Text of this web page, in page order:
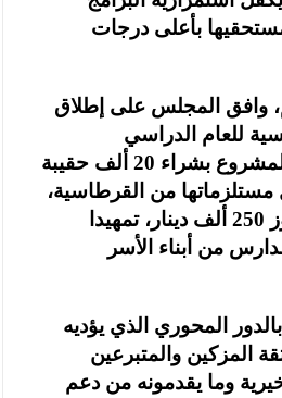
مستحقيها بأعلى درجات
وافق المجلس على إطلاق
للعام الدراسي
2026/2027، ويقضي المشروع بشراء 20 ألف حقيبة
من القرطاسية،
بتكلفة تقديرية لا تتجاوز 250 ألف دينار، تمهيدا
من أبناء الأسر
بالدور المحوري الذي يؤديه
المزكين والمتبرعين
وما يقدمونه من دعم